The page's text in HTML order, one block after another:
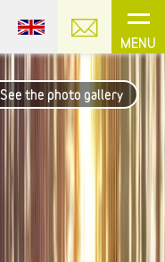
MENU
See the photo gallery